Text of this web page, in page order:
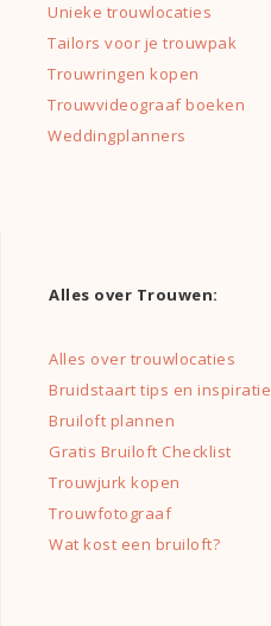
Unieke trouwlocaties
Tailors voor je trouwpak
Trouwringen kopen
Trouwvideograaf boeken
Weddingplanners
Alles over Trouwen:
Alles over trouwlocaties
Bruidstaart tips en inspiratie
Bruiloft plannen
Gratis Bruiloft Checklist
Trouwjurk kopen
Trouwfotograaf
Wat kost een bruiloft?